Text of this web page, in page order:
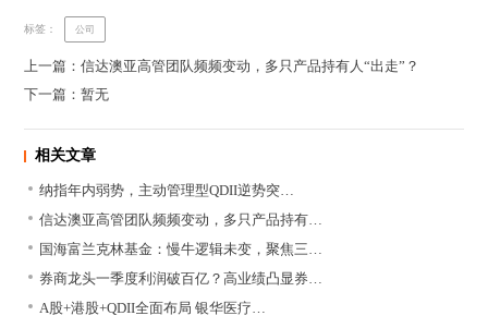
标签： 公司
上一篇：信达澳亚高管团队频频变动，多只产品持有人“出走”？
下一篇：暂无
相关文章
纳指年内弱势，主动管理型QDII逆势突…
信达澳亚高管团队频频变动，多只产品持有…
国海富兰克林基金：慢牛逻辑未变，聚焦三…
券商龙头一季度利润破百亿？高业绩凸显券…
A股+港股+QDII全面布局 银华医疗…